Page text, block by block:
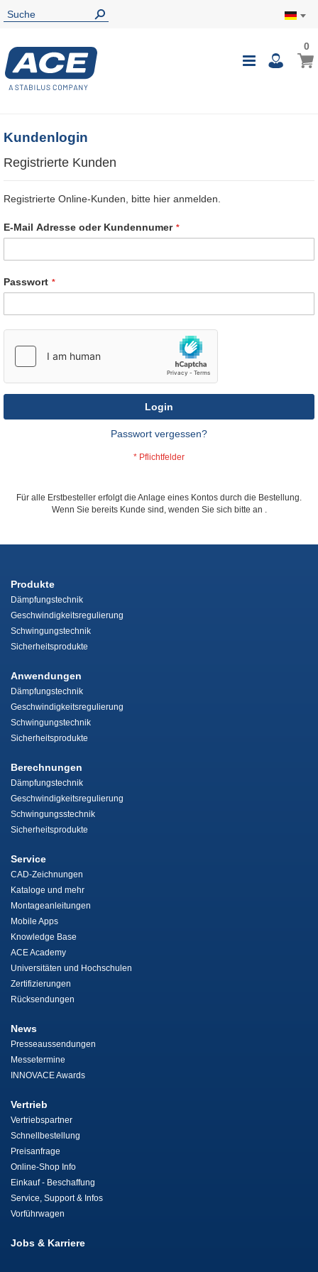
00
Kundenlogin
Registrierte Kunden
Registrierte Online-Kunden, bitte hier anmelden.
E-Mail Adresse oder Kundennumer
Passwort
Login
Passwort vergessen?
Für alle Erstbesteller erfolgt die Anlage eines Kontos durch die Bestellung.
Wenn Sie bereits Kunde sind, wenden Sie sich bitte an .
Produkte
Dämpfungstechnik
Geschwindigkeitsregulierung
Schwingungstechnik
Sicherheitsprodukte
Anwendungen
Dämpfungstechnik
Geschwindigkeitsregulierung
Schwingungstechnik
Sicherheitsprodukte
Berechnungen
Dämpfungstechnik
Geschwindigkeitsregulierung
Schwingungsstechnik
Sicherheitsprodukte
Service
CAD-Zeichnungen
Kataloge und mehr
Montageanleitungen
Mobile Apps
Knowledge Base
ACE Academy
Universitäten und Hochschulen
Zertifizierungen
Rücksendungen
News
Presseaussendungen
Messetermine
INNOVACE Awards
Vertrieb
Vertriebspartner
Schnellbestellung
Preisanfrage
Online-Shop Info
Einkauf - Beschaffung
Service, Support & Infos
Vorführwagen
Jobs & Karriere